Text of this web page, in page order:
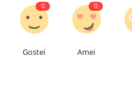
0
Gostei
0
Amei